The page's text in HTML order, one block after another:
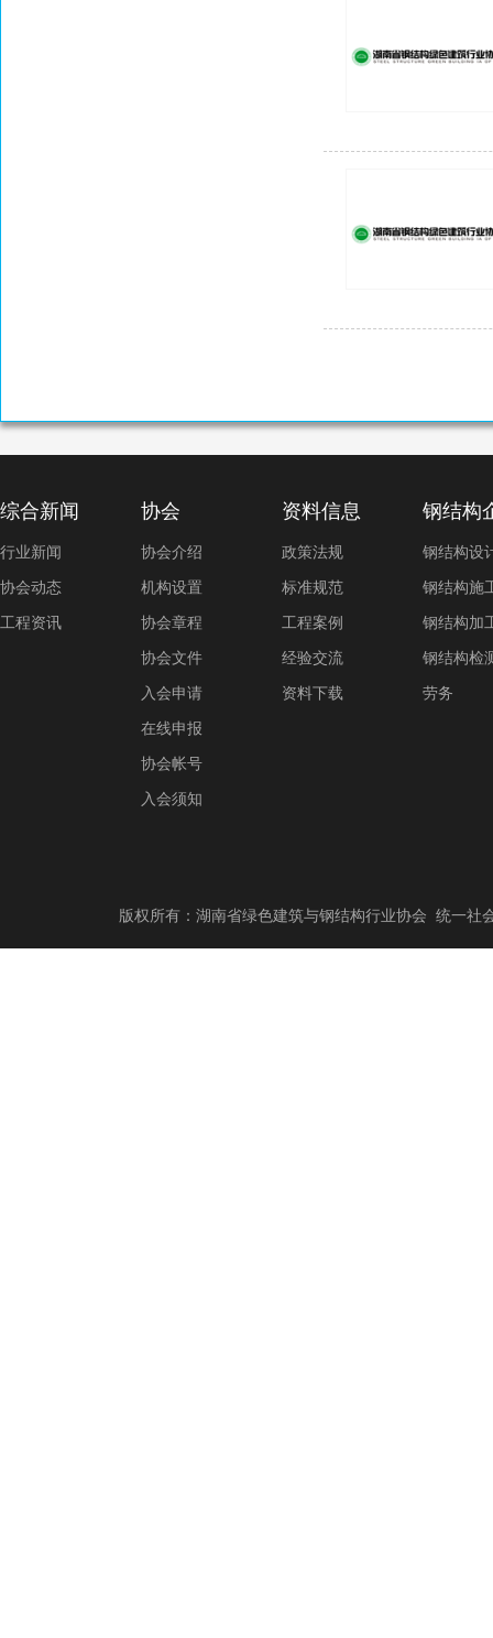
综合新闻
行业新闻
协会动态
工程资讯
协会
协会介绍
机构设置
协会章程
协会文件
入会申请
在线申报
协会帐号
入会须知
资料信息
政策法规
标准规范
工程案例
经验交流
资料下载
钢结构
钢结构设
钢结构施
钢结构加
钢结构检
劳务
版权所有：湖南省绿色建筑与钢结构行业协会 统一